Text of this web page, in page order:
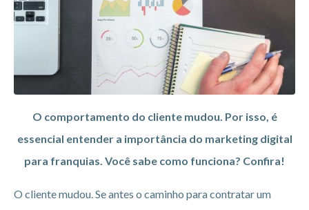
O comportamento do cliente mudou. Por isso, é
essencial entender a importância do marketing digital
para franquias. Você sabe como funciona? Confira!
O cliente mudou. Se antes o caminho para contratar um